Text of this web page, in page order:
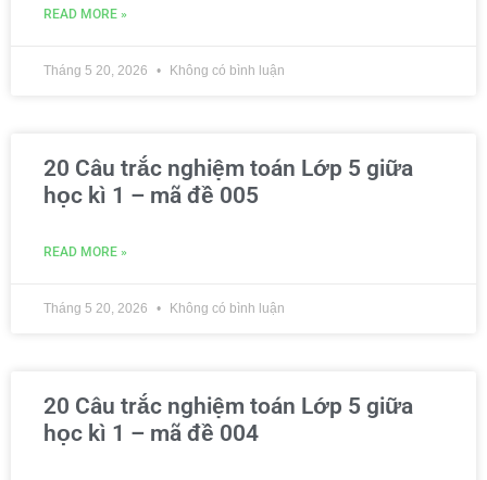
READ MORE »
Tháng 5 20, 2026 Không có bình luận
20 Câu trắc nghiệm toán Lớp 5 giữa
học kì 1 – mã đề 005
READ MORE »
Tháng 5 20, 2026 Không có bình luận
20 Câu trắc nghiệm toán Lớp 5 giữa
học kì 1 – mã đề 004